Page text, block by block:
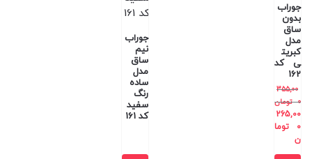
جوراب
بدون
ساق
مدل
کبریت
ی کد
162
355,00
0 تومان
265,00
0
توما
ن
جوراب
نیم
ساق
مدل
ساده
رنگ
سفید
کد 161